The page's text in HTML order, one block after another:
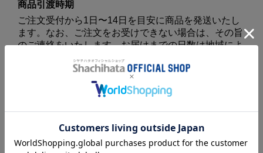
商品引渡時期
ご注文受付から1日〜14日を目安に商品を発送いたし
ます。なお、ご注文をお受けできない場合は、その旨
のご連絡をいたします。お届けまでの日数は地域によ
り異なります。